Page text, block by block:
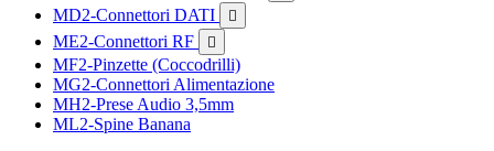
MD2-Connettori DATI 
ME2-Connettori RF 
MF2-Pinzette (Coccodrilli)
MG2-Connettori Alimentazione
MH2-Prese Audio 3,5mm
ML2-Spine Banana